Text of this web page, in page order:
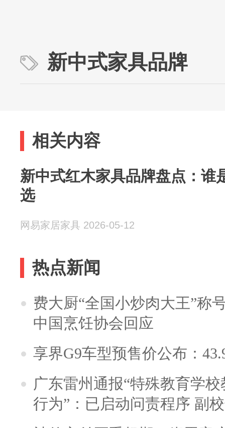
新中式家具品牌
相关内容
新中式红木家具品牌盘点：谁
选
网易家居家具 2026-05-12
热点新闻
费大厨“全国小炒肉大王”称
中国烹饪协会回应
享界G9车型预售价公布：
广东雷州通报“特殊教育学
行为”：已启动问责程序 副